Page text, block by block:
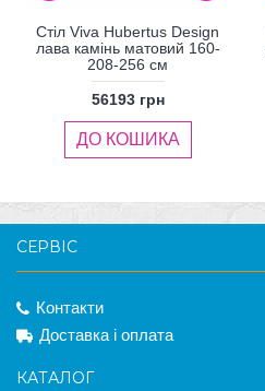
Стіл Viva Hubertus Design
лава камінь матовий 160-
208-256 см
56193 грн
ДО КОШИКА
СЕРВІС
Контакти
Доставка і оплата
КАТАЛОГ